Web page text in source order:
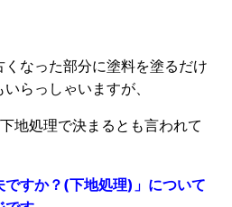
なった部分に塗料を塗るだけ
らっしゃいますが、
地処理で決まるとも言われて
ですか？(下地処理)」について